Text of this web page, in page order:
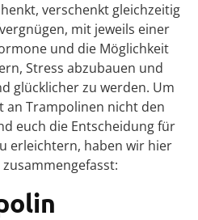
verschenkt gleichzeitig
mit jeweils einer
und die Möglichkeit
Stress abzubauen und
glücklicher zu werden. Um
an Trampolinen nicht den
euch die Entscheidung für
erleichtern, haben wir hier